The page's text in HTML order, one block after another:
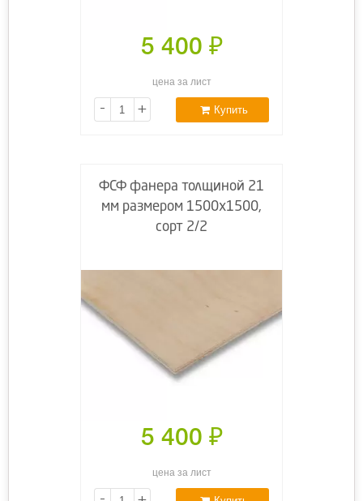
5 400 ₽
цена за лист
- + Купить
ФСФ фанера толщиной 21
мм размером 1500х1500,
сорт 2/2
5 400 ₽
цена за лист